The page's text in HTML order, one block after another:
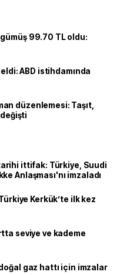
99.70 TL oldu:
ABD istihdamında
düzenlemesi: Taşıt,
tarihi ittifak: Türkiye, Suudi
Anlaşması'nı imzaladı
Kerkük’te ilk kez
seviye ve kademe
gaz hattı için imzalar